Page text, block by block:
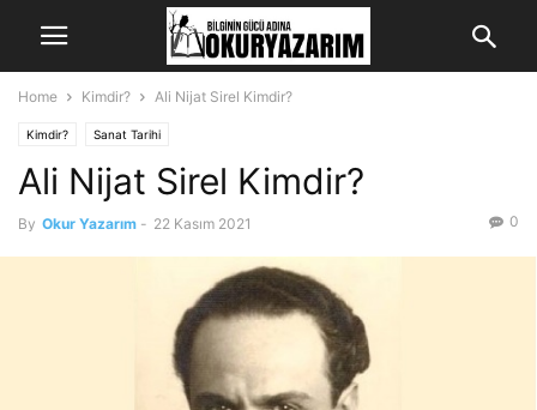
Home Kimdir? Ali Nijat Sirel Kimdir?
Kimdir? Sanat Tarihi
Ali Nijat Sirel Kimdir?
By Okur Yazarım - 22 Kasım 2021 0